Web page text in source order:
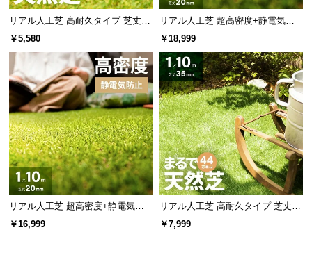
リアル人工芝 高耐久タイプ 芝丈20
mm 1×5m（自然な見た目を追求・
U字ピン付属）
￥5,580
リアル人工芝 超高密度+静電気防
止 高耐久タイプ・質感追求 芝丈20
mm 1×10m 防草シート付
￥18,999
リアル人工芝 超高密度+静電気防
止 高耐久タイプ・質感を追求 芝丈
￥16,999
リアル人工芝 高耐久タイプ 芝丈35
mm 1×10m（自然な見た目を追
￥7,999